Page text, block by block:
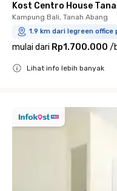
Kost Centro House
Kampung Bali, Tanah Abang
1.9 km dari legreen office
mulai dari Rp1.700.000 /
Lihat info lebih banyak